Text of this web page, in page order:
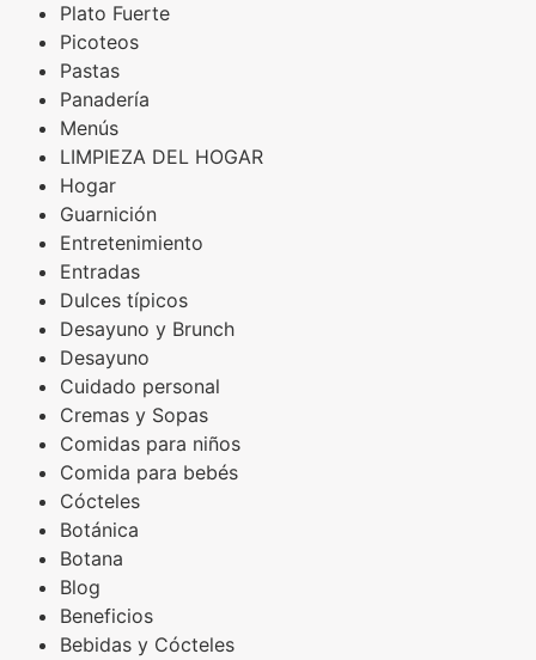
Plato Fuerte
Picoteos
Pastas
Panadería
Menús
LIMPIEZA DEL HOGAR
Hogar
Guarnición
Entretenimiento
Entradas
Dulces típicos
Desayuno y Brunch
Desayuno
Cuidado personal
Cremas y Sopas
Comidas para niños
Comida para bebés
Cócteles
Botánica
Botana
Blog
Beneficios
Bebidas y Cócteles